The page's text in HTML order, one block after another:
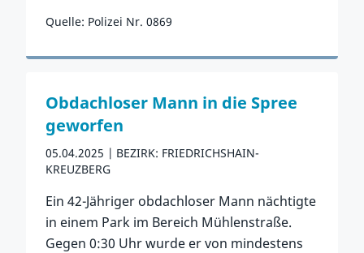
Quelle: Polizei Nr. 0869
Zum Vorfall
Obdachloser Mann in die Spree
geworfen
05.04.2025
BEZIRK: FRIEDRICHSHAIN-
KREUZBERG
Ein 42-Jähriger obdachloser Mann nächtigte
in einem Park im Bereich Mühlenstraße.
Gegen 0:30 Uhr wurde er von mindestens